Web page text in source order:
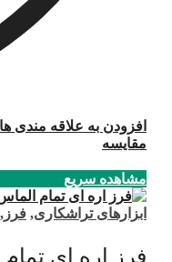
افزودن به علاقه مندی ها
مقایسه
مشاهده سریع
ابزارهای تراشکاری, فرز ,
فرز اره ای